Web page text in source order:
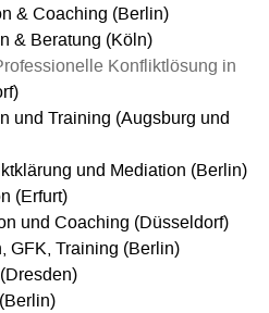
& Coaching (Berlin)
& Beratung (Köln)
Konfliktlösung in
und Training (Augsburg und
und Mediation (Berlin)
(Erfurt)
und Coaching (Düsseldorf)
GFK, Training (Berlin)